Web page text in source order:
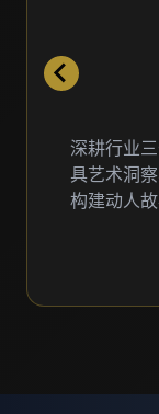
深耕行业
具艺术洞
构建动人